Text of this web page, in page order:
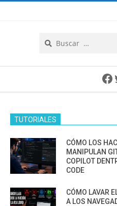
TUTORIALES
CÓMO LOS
MANIPULAN
COPILOT
CODE
CÓMO LAVAR
A LOS